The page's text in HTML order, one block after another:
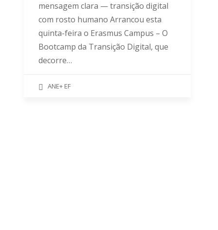
mensagem clara — transição digital
com rosto humano Arrancou esta
quinta-feira o Erasmus Campus – O
Bootcamp da Transição Digital, que
decorre…
ANE+ EF